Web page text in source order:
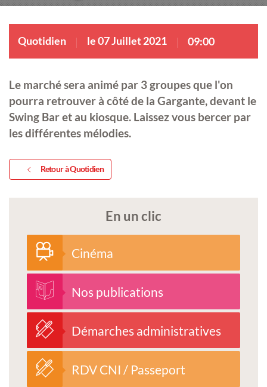
Quotidien le 07 Juillet 2021 09:00
Le marché sera animé par 3 groupes que l'on
pourra retrouver à côté de la Gargante, devant le
Swing Bar et au kiosque. Laissez vous bercer par
les différentes mélodies.
Retour à Quotidien
En un clic
Cinéma
Nos publications
Démarches administratives
RDV CNI / Passeport